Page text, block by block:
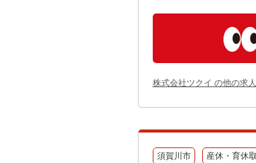
株式会社ツクイ の他の求
須賀川市 産休・育休